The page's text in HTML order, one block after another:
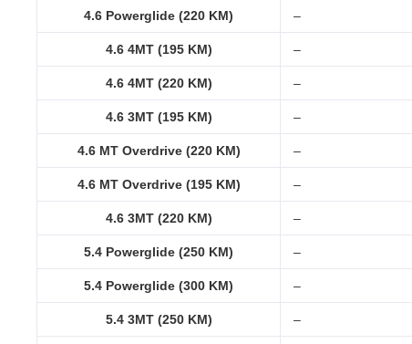
4.6 Powerglide (220 KM) –
4.6 4MT (195 KM) –
4.6 4MT (220 KM) –
4.6 3MT (195 KM) –
4.6 MT Overdrive (220 KM) –
4.6 MT Overdrive (195 KM) –
4.6 3MT (220 KM) –
5.4 Powerglide (250 KM) –
5.4 Powerglide (300 KM) –
5.4 3MT (250 KM) –